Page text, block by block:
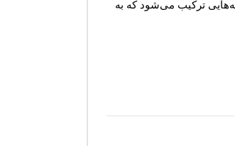
ترکیب می‌شود که به